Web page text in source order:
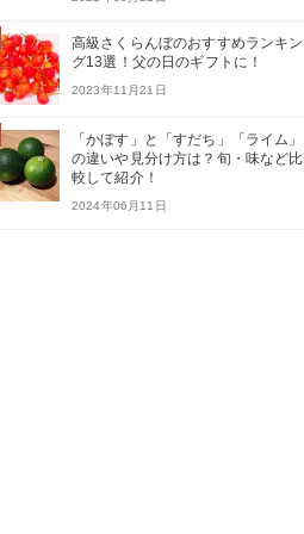
高級さくらんぼのおすすめランキン
グ13選！父の日のギフトに！
2023年11月21日
「かぼす」と「すだち」「ライム」
の違いや見分け方は？旬・味など比
較して紹介！
2024年06月11日